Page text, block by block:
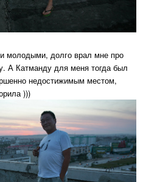
молодыми, долго врал мне про
А Катманду для меня тогда был
недостижимым местом,
)))